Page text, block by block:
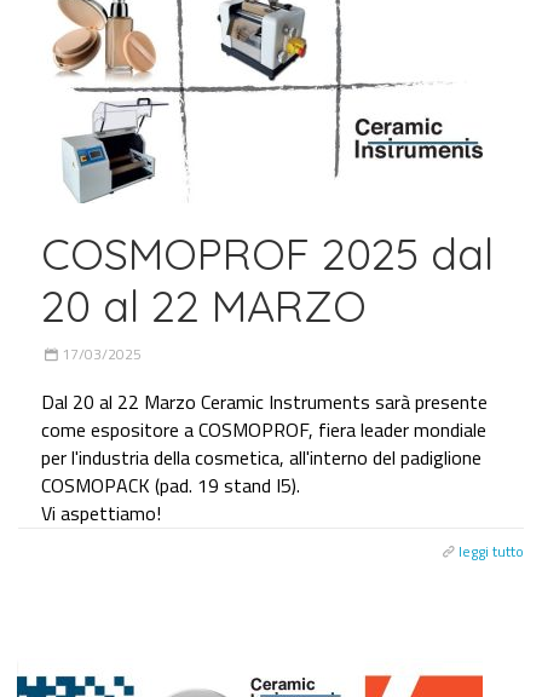
COSMOPROF 2025 dal
20 al 22 MARZO
17/03/2025
Dal 20 al 22 Marzo Ceramic Instruments sarà presente
come espositore a COSMOPROF, fiera leader mondiale
per l'industria della cosmetica, all'interno del padiglione
COSMOPACK (pad. 19 stand I5).
Vi aspettiamo!
leggi tutto